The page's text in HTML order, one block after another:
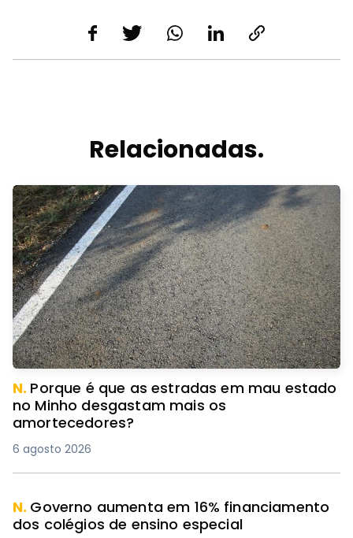
Relacionadas.
N. Porque é que as estradas em mau estado
no Minho desgastam mais os
amortecedores?
6 agosto 2026
N. Governo aumenta em 16% financiamento
dos colégios de ensino especial